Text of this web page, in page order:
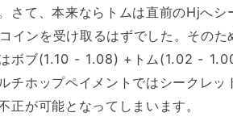
さて、本来ならトムは直前のHjへシ
インを受け取るはずでした。そのた
ボブ(1.10 - 1.08) +トム(1.02 -
チホップペイメントではシークレ
正が可能となってしまいます。